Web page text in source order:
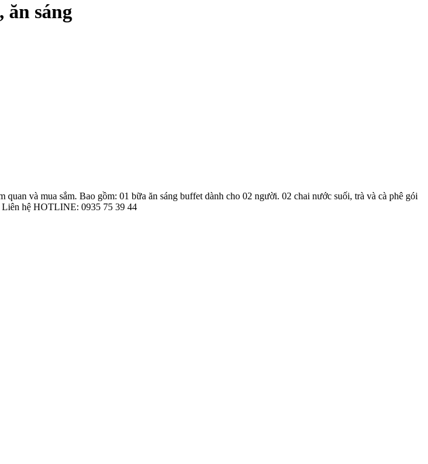
ăn sáng
và mua sắm. Bao gồm: 01 bữa ăn sáng buffet dành cho 02 người. 02 chai nước suối, trà và cà phê gói
Liên hệ HOTLINE: 0935 75 39 44